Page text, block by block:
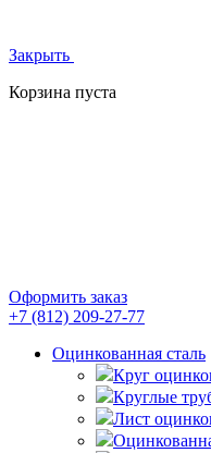
Закрыть
Корзина пуста
Оформить заказ
+7 (812) 209-27-77
Оцинкованная сталь
Круг
Круглые
Лист